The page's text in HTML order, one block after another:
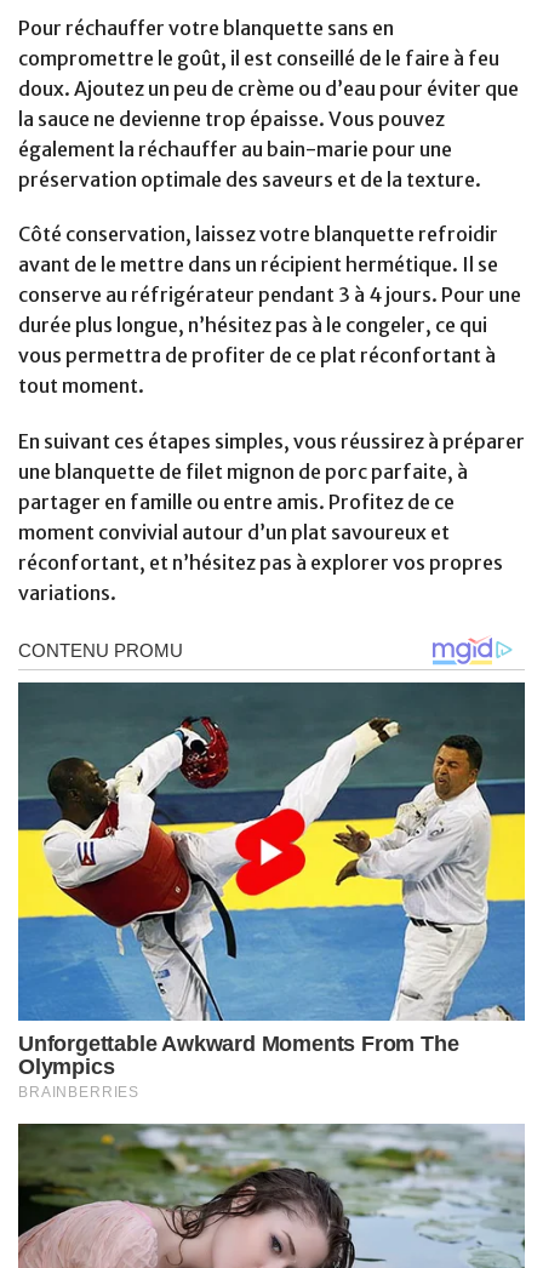
Pour réchauffer votre blanquette sans en
compromettre le goût, il est conseillé de le faire à feu
doux. Ajoutez un peu de crème ou d’eau pour éviter que
la sauce ne devienne trop épaisse. Vous pouvez
également la réchauffer au bain-marie pour une
préservation optimale des saveurs et de la texture.
Côté conservation, laissez votre blanquette refroidir
avant de le mettre dans un récipient hermétique. Il se
conserve au réfrigérateur pendant 3 à 4 jours. Pour une
durée plus longue, n’hésitez pas à le congeler, ce qui
vous permettra de profiter de ce plat réconfortant à
tout moment.
En suivant ces étapes simples, vous réussirez à préparer
une blanquette de filet mignon de porc parfaite, à
partager en famille ou entre amis. Profitez de ce
moment convivial autour d’un plat savoureux et
réconfortant, et n’hésitez pas à explorer vos propres
variations.